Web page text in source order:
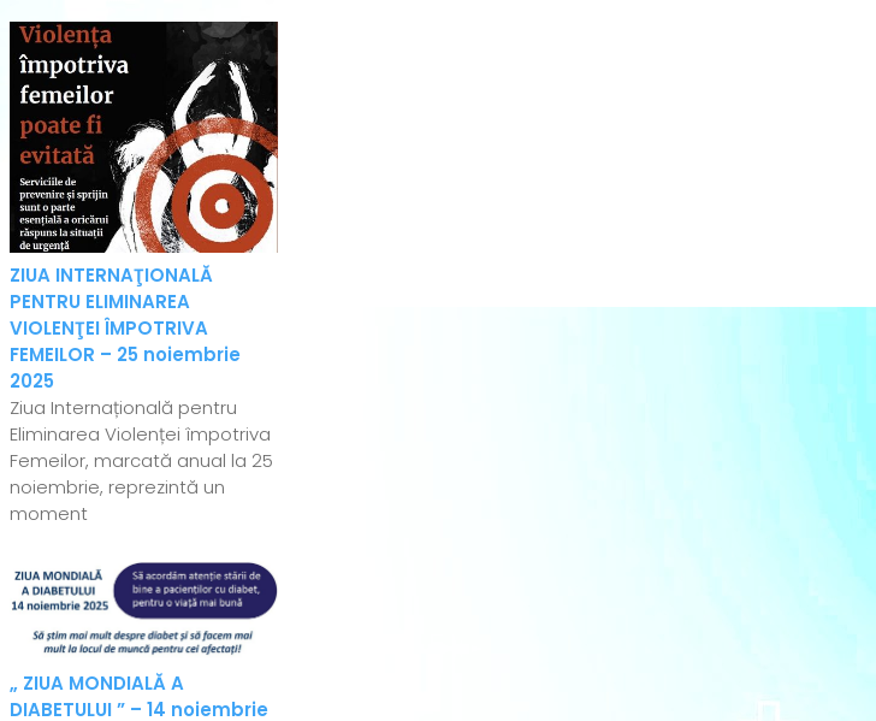
ZIUA INTERNAŢIONALĂ
PENTRU ELIMINAREA
VIOLENŢEI ÎMPOTRIVA
FEMEILOR – 25 noiembrie
2025
Ziua Internațională pentru
Eliminarea Violenței împotriva
Femeilor, marcată anual la 25
noiembrie, reprezintă un
moment
„ ZIUA MONDIALĂ A
DIABETULUI ” – 14 noiembrie